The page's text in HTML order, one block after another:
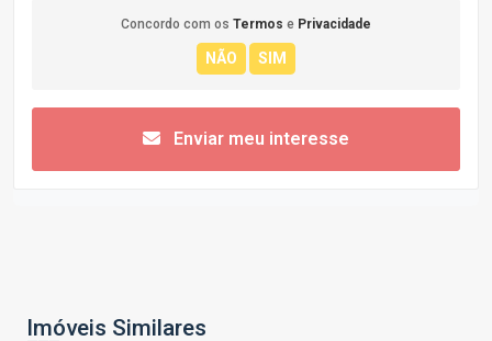
Concordo com os Termos e Privacidade
Enviar meu interesse
Imóveis Similares